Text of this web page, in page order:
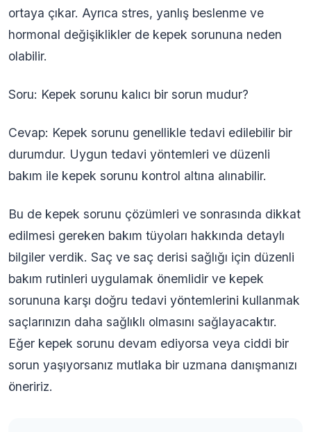
ortaya çıkar. Ayrıca stres, yanlış beslenme ve
hormonal değişiklikler de kepek sorununa neden
olabilir.
Soru: Kepek sorunu kalıcı bir sorun mudur?
Cevap: Kepek sorunu genellikle tedavi edilebilir bir
durumdur. Uygun tedavi yöntemleri ve düzenli
bakım ile kepek sorunu kontrol altına alınabilir.
Bu de kepek sorunu çözümleri ve sonrasında dikkat
edilmesi gereken bakım tüyoları hakkında detaylı
bilgiler verdik. Saç ve saç derisi sağlığı için düzenli
bakım rutinleri uygulamak önemlidir ve kepek
sorununa karşı doğru tedavi yöntemlerini kullanmak
saçlarınızın daha sağlıklı olmasını sağlayacaktır.
Eğer kepek sorunu devam ediyorsa veya ciddi bir
sorun yaşıyorsanız mutlaka bir uzmana danışmanızı
öneririz.